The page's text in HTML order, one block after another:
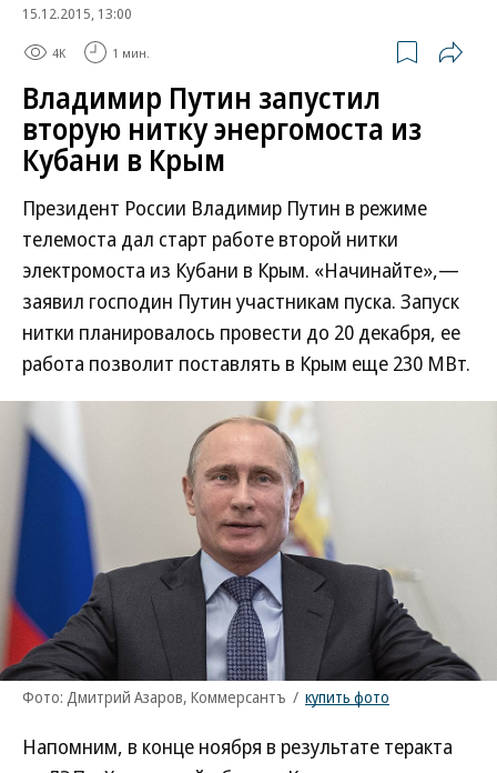
15.12.2015, 13:00
4K 1 мин.
Владимир Путин запустил
вторую нитку энергомоста из
Кубани в Крым
Президент России Владимир Путин в режиме
телемоста дал старт работе второй нитки
электромоста из Кубани в Крым. «Начинайте»,—
заявил господин Путин участникам пуска. Запуск
нитки планировалось провести до 20 декабря, ее
работа позволит поставлять в Крым еще 230 МВт.
Фото: Дмитрий Азаров, Коммерсантъ / купить фото
Напомним, в конце ноября в результате теракта